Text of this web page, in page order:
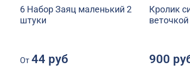
6 Набор Заяц маленький 2
штуки
От 44 руб
Кролик
веточкой
900